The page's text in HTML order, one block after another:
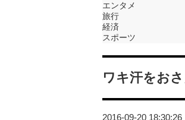
エンタメ
旅行
経済
スポーツ
ワキ汗をお
2016-09-20 18:30:26